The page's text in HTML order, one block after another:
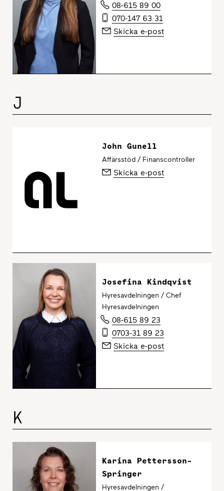
08-615 89 00
070-147 63 31
Skicka e-post
J
John Gunell
Affärsstöd / Finanscontroller
Skicka e-post
Josefina Kindqvist
Hyresavdelningen / Chef
Hyresavdelningen
08-615 89 23
0703-31 89 23
Skicka e-post
K
Karina Pettersson-
Springer
Hyresavdelningen /